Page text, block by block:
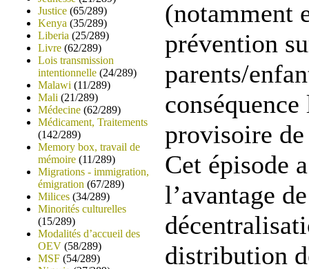
Justice (65/289)
Kenya (35/289)
Liberia (25/289)
Livre (62/289)
Lois transmission
intentionnelle (24/289)
Malawi (11/289)
Mali (21/289)
Médecine (62/289)
Médicament, Traitements
(142/289)
Memory box, travail de
mémoire (11/289)
Migrations - immigration,
émigration (67/289)
Milices (34/289)
Minorités culturelles
(15/289)
Modalités d’accueil des
OEV (58/289)
MSF (54/289)
(notamment
prévention
parents/
provisoire
Cet épisode
l’avantage
distribution